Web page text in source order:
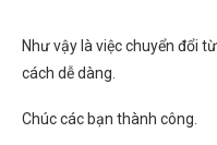
Như vậy là việc chuyển đổi
cách dễ dàng.
Chúc các bạn thành công.